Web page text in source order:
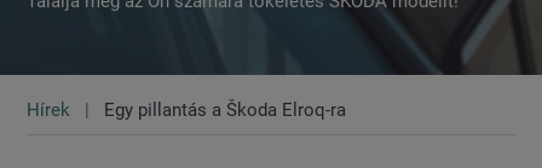
Hírek Egy pillantás a Škoda Elroq-ra